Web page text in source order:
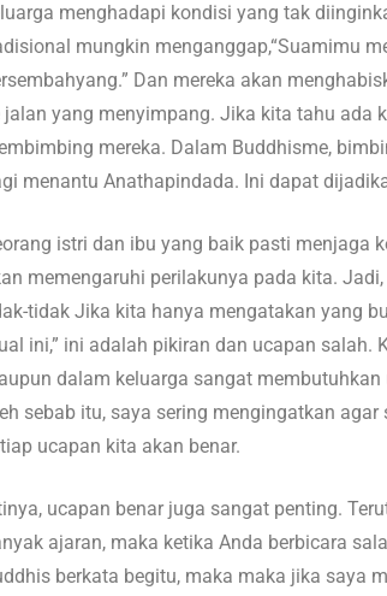
menghadapi kondisi yang tak
mungkin menganggap,“Suamimu
Dan mereka akan
jalan yang menyimpang. Jika kita tahu ada
mereka. Dalam Buddhisme,
menantu Anathapindada. Ini dapat
istri dan ibu yang baik pasti menjaga
memengaruhi perilakunya pada kita.
tidak Jika kita hanya mengatakan yang
ini,” ini adalah pikiran dan ucapan
dalam keluarga sangat
sebab itu, saya sering mengingatkan
ucapan kita akan benar.
ucapan benar juga sangat penting.
ajaran, maka ketika Anda berbicara
berkata begitu, maka maka jika saya